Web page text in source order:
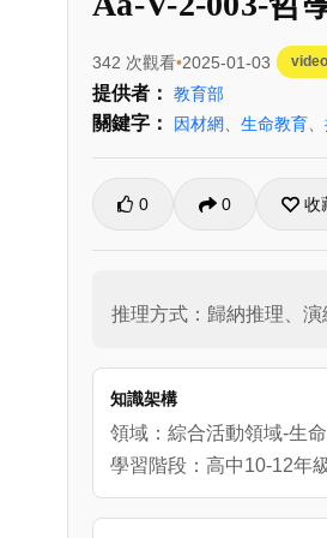
342 次觀看 2025-01-03 video
提供者： 教育部
關鍵字： 因材網 生命教育
0 0 收
推理方式：歸納推理、演
知識架構
領域：綜合活動領域-生
學習階段：高中10-12年